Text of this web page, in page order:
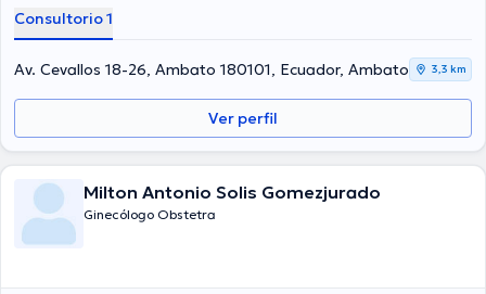
Consultorio 1
Av. Cevallos 18-26, Ambato 180101, Ecuador, Ambato 3,3 km
Ver perfil
Milton Antonio Solis Gomezjurado
Ginecólogo Obstetra